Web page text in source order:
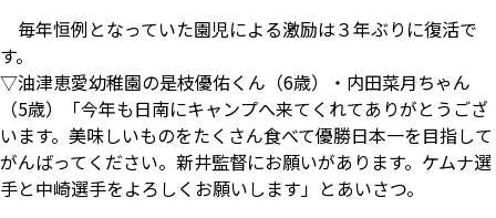
毎年恒例となっていた園児による激励は３年ぶりに復活で
す。
▽油津恵愛幼稚園の是枝優佑くん（6歳）・内田菜月ちゃん
（5歳）「今年も日南にキャンプへ来てくれてありがとうござ
います。美味しいものをたくさん食べて優勝日本一を目指して
がんばってください。新井監督にお願いがあります。ケムナ選
手と中崎選手をよろしくお願いします」とあいさつ。